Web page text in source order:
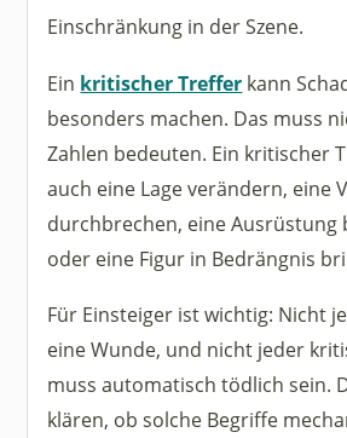
Einschränkung in der Szene.
Ein kritischer Treffer kann
besonders machen. Das muss
Zahlen bedeuten. Ein kritischer
auch eine Lage verändern, eine
durchbrechen, eine Ausrüstung
oder eine Figur in Bedrängnis
Für Einsteiger ist wichtig: Nicht
eine Wunde, und nicht jeder
muss automatisch tödlich sein.
klären, ob solche Begriffe